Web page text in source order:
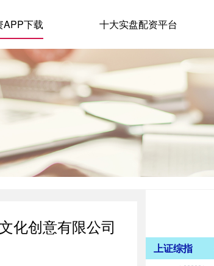
APP下载 十大实盘配资平台
化创意有限公司
上证综指